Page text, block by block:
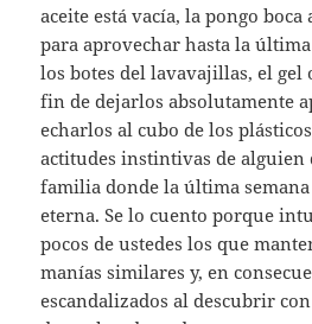
aceite está vacía, la pongo
para aprovechar hasta la
los botes del lavavajillas, el gel
fin de dejarlos absolutamente
echarlos al cubo de los
actitudes instintivas de alguien
familia donde la última semana
eterna. Se lo cuento porque
pocos de ustedes los que
manías similares y, en
escandalizados al descubrir